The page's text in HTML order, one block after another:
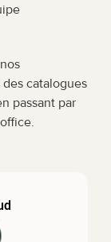
catalogues
passant par